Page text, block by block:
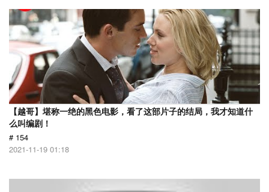
【越哥】堪称一绝的黑色电影，看了这部片子的结局，我才知道什
么叫编剧！
# 154
2021-11-19 01:18